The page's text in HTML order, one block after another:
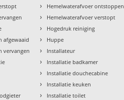
afgewaaid
vervangen
› Hemelwaterafvoer ontstoppen
› Hemelwaterafvoer verstopt
› Hogedruk reiniging
› Huppe
› Installateur
› Installatie badkamer
› Installatie douchecabine
› Installatie keuken
› Installatie toilet